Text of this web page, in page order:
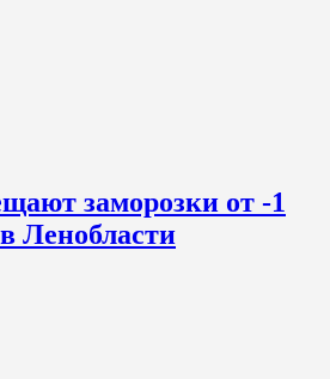
заморозки от -1
Ленобласти